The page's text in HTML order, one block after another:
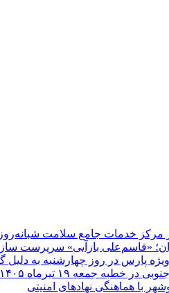
مرکز خدمات جامع سلامت
«قاسم‌علی بازآیی» سرپرست
پارس در روز چهارشنبه به دلیل
و تقوای الهی در برابر چالش‌های کنونی
با هماهنگی نهادهای امنیتی